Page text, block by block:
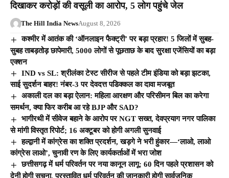
दिखाकर करोड़ों की वसूली का आरोप, 5 लोग पहुंचे जेल
The Hill India NewsAugust 8, 2026
कश्मीर में आतंक की ‘ऑनलाइन फैक्ट्री’ पर बड़ा प्रहार! 5 जिलों में सुबह-
सुबह ताबड़तोड़ छापेमारी, 5000 लोगों से पूछताछ के बाद सुरक्षा एजेंसियों का बड़ा
एक्शन
IND vs SL: श्रीलंका टेस्ट सीरीज से पहले टीम इंडिया को बड़ा झटका,
साई सुदर्शन बाहर! नंबर-3 पर देवदत्त पडिक्कल का दावा मजबूत
अकाली दल का बड़ा ऐलान: महिला आरक्षण और परिसीमन बिल का करेगा
समर्थन, क्या फिर करीब आ रहे BJP और SAD?
भागीरथी में सीवेज बहाने के आरोप पर NGT सख्त, देवप्रयाग नगर पालिका
से मांगी विस्तृत रिपोर्ट; 16 अक्टूबर को होगी अगली सुनवाई
हल्द्वानी में कांग्रेस का शक्ति प्रदर्शन, खड़गे ने भरी हुंकार—‘लाओ, लाओ
कांग्रेस लाओ’, चुनावी रण के लिए कार्यकर्ताओं में भरा जोश
छत्तीसगढ़ में धर्म परिवर्तन पर नया कानून लागू: 60 दिन पहले प्रशासन को
देनी होगी सूचना, प्रस्तावित धर्म परिवर्तन की जानकारी होगी सार्वजनिक